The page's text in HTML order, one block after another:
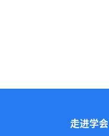
走进学会